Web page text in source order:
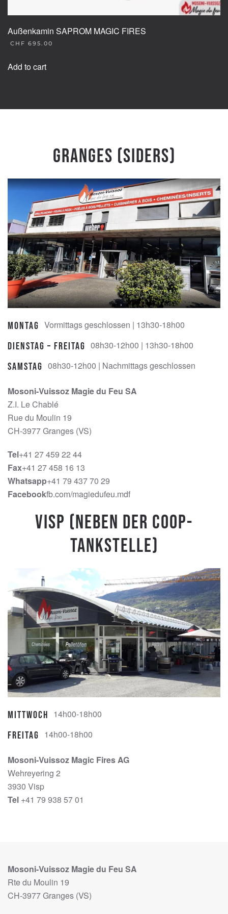
Außenkamin SAPROM MAGIC FIRES
CHF 695.00
Add to cart
Granges (Siders)
Montag Vormittags geschlossen | 13h30-18h00
Dienstag – Freitag 08h30-12h00 | 13h30-18h00
Samstag 08h30-12h00 | Nachmittags geschlossen
Mosoni-Vuissoz Magie du Feu SA
Z.I. Le Chablé
Rue du Moulin 19
CH-3977 Granges (VS)
Tel+41 27 459 22 44
Fax+41 27 458 16 13
Whatsapp+41 79 437 70 29
Facebookfb.com/magiedufeu.mdf
Visp (Neben der Coop-
Tankstelle)
Mittwoch 14h00-18h00
Freitag 14h00-18h00
Mosoni-Vuissoz Magic Fires AG
Wehreyering 2
3930 Visp
Tel +41 79 938 57 01
Mosoni-Vuissoz Magie du Feu SA
Rte du Moulin 19
CH-3977 Granges (VS)